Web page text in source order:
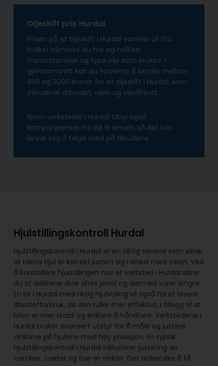
Oljeskift pris Hurdal
Prisen på et oljeskift i Hurdal varierer ut ifra
hvilket bilmerke du har og hvilken
motorstørrelse og type olje som brukes. I
gjennomsnitt kan du forvente å betale mellom
850 og 3000 kroner for et oljeskift i Hurdal, som
inkluderer arbeidet, oljen og oljefilteret.
Noen verksteder i Hurdal tilbyr også
kampanjepriser fra tid til annen, så det kan
lønne seg å følge med på tilbudene.
Hjulstillingskontroll Hurdal
Hjulstillingskontroll i Hurdal er en viktig service som sikrer
at bilens hjul er korrekt justert og i vinkel med veien. Ved
å kontrollere hjulstillingen hos et verksted i Hurdal sikrer
du at dekkene dine slites jevnt og dermed varer lengre.
En bil i Hurdal med riktig hjulstilling vil også ha et lavere
drivstofforbruk, da den ruller mer effektivt, i tillegg til at
bilen er mer stabil og enklere å håndtere. Verkstedene i
Hurdal bruker avansert utstyr for å måle og justere
vinklene på hjulene med høy presisjon. En typisk
hjulstillingskontroll i Hurdal inkluderer justering av
camber, caster og toe-in vinkler. Det anbefales å få